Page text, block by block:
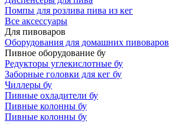
Помпы для розлива пива из кег
Все аксессуары
Для пивоваров
Оборудования для домашних пивоваров
Пивное оборудование бу
Редукторы углекислотные бу
Заборные головки для кег бу
Чиллеры бу
Пивные охладители бу
Пивные колонны бу
Пивные колонны бу